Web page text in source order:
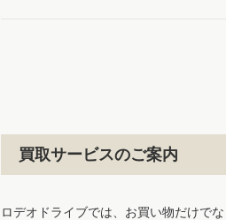
買取サービスのご案内
ロデオドライブでは、お買い物だけで